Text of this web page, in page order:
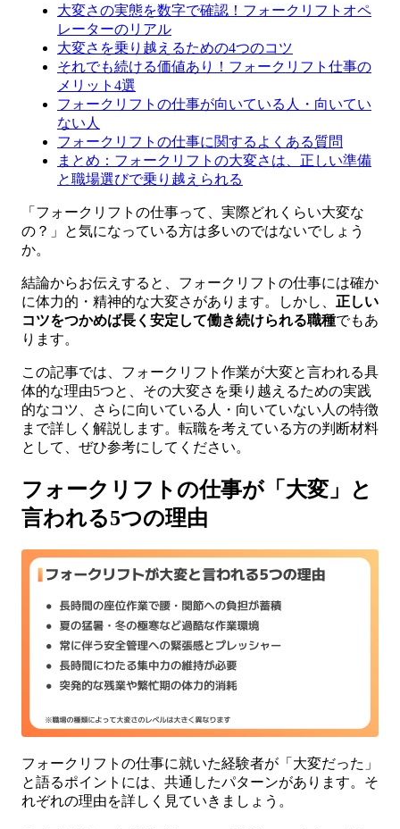
大変さの実態を数字で確認！フォークリフトオペ
レーターのリアル
大変さを乗り越えるための4つのコツ
それでも続ける価値あり！フォークリフト仕事の
メリット4選
フォークリフトの仕事が向いている人・向いてい
ない人
フォークリフトの仕事に関するよくある質問
まとめ：フォークリフトの大変さは、正しい準備
と職場選びで乗り越えられる
「フォークリフトの仕事って、実際どれくらい大変な
の？」と気になっている方は多いのではないでしょう
か。
結論からお伝えすると、フォークリフトの仕事には確か
に体力的・精神的な大変さがあります。しかし、 正しい
コツをつかめば長く安定して働き続けられる職種でもあ
ります。
この記事では、フォークリフト作業が大変と言われる具
体的な理由5つと、その大変さを乗り越えるための実践
的なコツ、さらに向いている人・向いていない人の特徴
まで詳しく解説します。転職を考えている方の判断材料
として、ぜひ参考にしてください。
フォークリフトの仕事が「大変」と
言われる5つの理由
フォークリフトの仕事に就いた経験者が「大変だった」
と語るポイントには、共通したパターンがあります。そ
れぞれの理由を詳しく見ていきましょう。